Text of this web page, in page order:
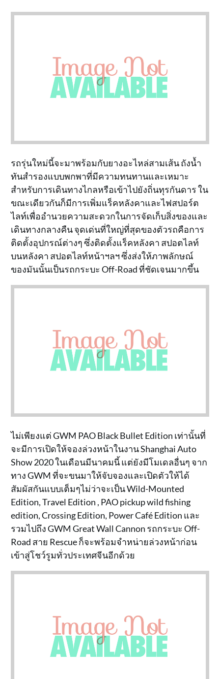
รถรุ่นใหม่นี้จะมาพร้อมกับยางอะไหล่สามเส้น ถังน้ำ
ทันสำรองแบบพกพาที่มีความทนทานและเหมาะ
สำหรับการเดินทางไกลหรือเข้าไปยังถิ่นทุรกันดาร ใน
ขณะเดียวกันก็มีการเพิ่มแร็คหลังคาและไฟสปอร์ต
ไลท์เพื่ออำนวยความสะดวกในการจัดเก็บสิ่งของและ
เดินทางกลางคืน จุดเด่นที่ใหญ่ที่สุดของตัวรถคือการ
ติดตั้งอุปกรณ์ต่างๆ ซึ่งติดตั้งแร็คหลังคา สปอตไลท์
บนหลังคา สปอตไลท์หน้าฯลฯ ซึ่งส่งให้ภาพลักษณ์
ของมันนั้นเป็นรถกระบะ Off-Road ที่ชัดเจนมากขึ้น
ไม่เพียงแต่ GWM PAO Black Bullet Edition เท่านั้นที่
จะมีการเปิดให้จองล่วงหน้าในงาน Shanghai Auto
Show 2020 ในเดือนมีนาคมนี้ แต่ยังมีโมเดลอื่นๆ จาก
ทาง GWM ที่จะขนมาให้จับจองและเปิดตัวให้ได้
สัมผัสกันแบบเต็มๆไม่ว่าจะเป็น Wild-Mounted
Edition, Travel Edition , PAO pickup wild fishing
edition, Crossing Edition, Power Café Edition และ
รวมไปถึง GWM Great Wall Cannon รถกระบะ Off-
Road สาย Rescue ก็จะพร้อมจำหน่ายล่วงหน้าก่อน
เข้าสู่โชว์รูมทั่วประเทศจีนอีกด้วย